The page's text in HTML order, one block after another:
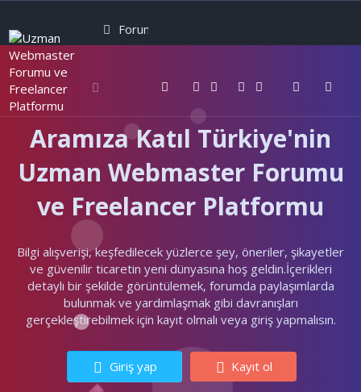
Forumlar
Aramıza Katıl Türkiye'nin
Uzman Webmaster Forumu
ve Freelancer Platformu
Bilgi alışverişi, keşfedilecek yüzlerce şey, öneriler, şikayetler
ve güvenilir ticaretin yeni dünyasına hoş geldin.İçerikleri
detaylı bir şekilde görüntülemek, forumda paylaşımlarda
bulunmak ve yardımlaşmak gibi davranışları
gerçekleştirebilmek için kayıt olmalı veya giriş yapmalısın.
Giriş yap Kayıt ol